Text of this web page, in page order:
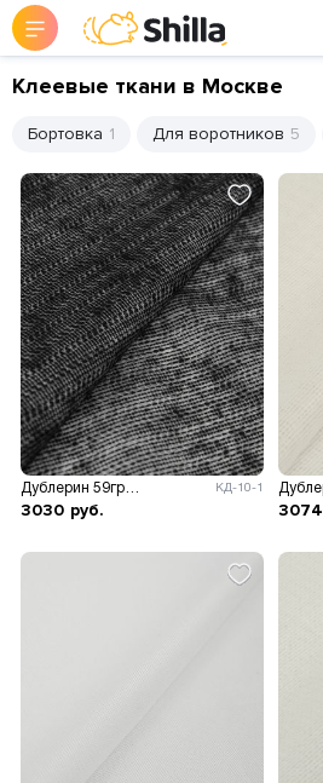
Клеевые ткани в Москве
Бортовка 1 Для воротников 5
КД-10-1
3030 руб. 3074